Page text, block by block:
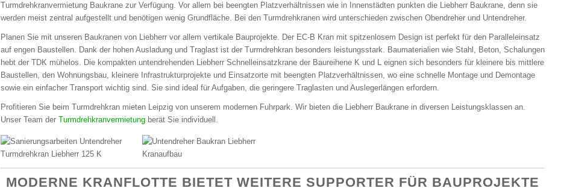
Turmdrehkranvermietung Baukrane zur Verfügung. Vor allem bei beengten Platzverhältnissen wie in Innenstädten punkten die Liebherr Baukrane, denn sie
werden meist zentral aufgestellt und benötigen wenig Grundfläche. Bei den Turmdrehkranen wird unterschieden zwischen Obendreher und Untendreher.
Planen Sie mit unseren Baukranen von Liebherr vor allem vertikale Bauprojekte. Der EC-B Kran mit spitzenlosem Design ist perfekt für den Paralleleinsatz
auf engen Baustellen. Dank der hohen Ausladung und Traglast ist der Turmdrehkran besonders leistungsstark. Baumaterialien wie Stahl, Beton, Schalungen
hebt der TDK mühelos. Die kompakten untendrehenden Liebherr Schnelleinsatzkrane der Baureihene K und L eignen sich besonders für kleinere bis mittlere
Baustellen, den Wohnungsbau, kleinere Infrastrukturprojekte und Einsatzorte mit beengten Platzverhältnissen, wo eine schnelle Montage und Demontage
sowie ein einfacher Transport wichtig sind. Sie sind ideal für Aufgaben, die geringere Traglasten und Auslegerlängen erfordern.
Profitieren Sie beim Turmdrehkran mieten Leipzig von unserem modernen Fuhrpark. Wir bieten die Liebherr Baukrane in diversen Leistungsklassen an.
Unser Team der Turmdrehkranvermietung berät Sie individuell.
MODERNE KRANFLOTTE BIETET WEITERE SUPPORTER FÜR BAUPROJEKTE